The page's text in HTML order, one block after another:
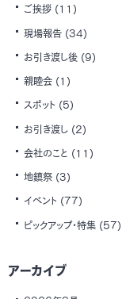
ご挨拶 (11)
現場報告 (34)
お引き渡し後 (9)
親睦会 (1)
スポット (5)
お引き渡し (2)
会社のこと (11)
地鎮祭 (3)
イベント (77)
ピックアップ・特集 (57)
アーカイブ